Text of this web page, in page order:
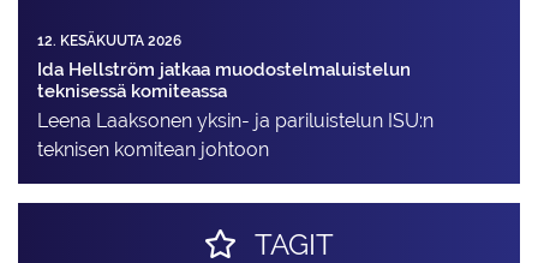
12. KESÄKUUTA 2026
Ida Hellström jatkaa muodostelmaluistelun
teknisessä komiteassa
Leena Laaksonen yksin- ja pariluistelun ISU:n
teknisen komitean johtoon
TAGIT